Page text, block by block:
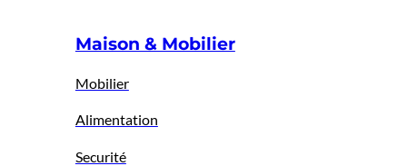
Maison & Mobilier
Mobilier
Alimentation
Securité